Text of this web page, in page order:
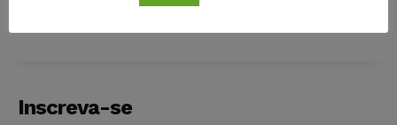
Inscreva-se